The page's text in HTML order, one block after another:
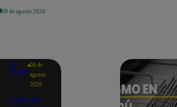
08 de agosto 2026
Te
ayudo
08 de
agosto
2026
Corte de